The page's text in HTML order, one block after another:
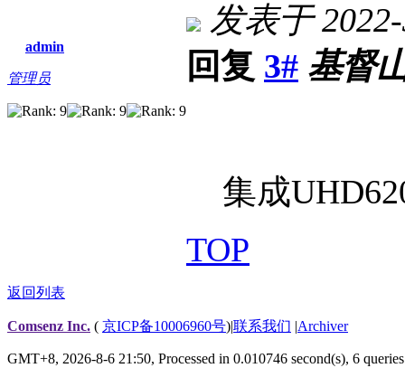
admin
管理员
发表于
回复 3# 基督
集成
TOP
返回列表
Comsenz Inc. ( 京ICP备10006960号)|联系我们 |Archiver
GMT+8, 2026-8-6 21:50, Processed in 0.010746 second(s), 6 queries